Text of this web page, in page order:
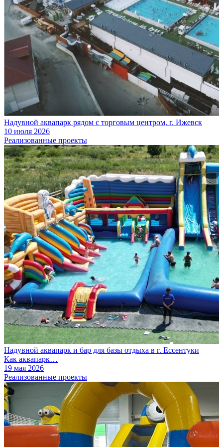
Надувной аквапарк рядом с торговым центром, г. Ижевск
10 июля 2026
Реализованные проекты
Надувной аквапарк и бар для базы отдыха в г. Ессентуки
Как аквапарк…
19 мая 2026
Реализованные проекты